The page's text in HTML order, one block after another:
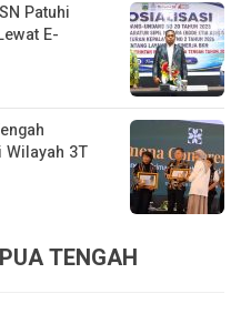
Patuhi
E-
Wilayah 3T
TENGAH